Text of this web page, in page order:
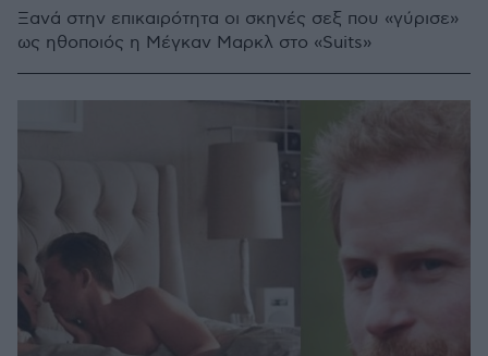
Ξανά στην επικαιρότητα οι σκηνές σεξ που «γύρισε»
ως ηθοποιός η Μέγκαν Μαρκλ στο «Suits»